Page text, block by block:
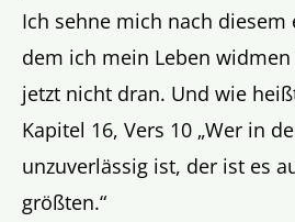
Ich sehne mich nach diesem
dem ich mein Leben
jetzt nicht dran. Und wie
Kapitel 16, Vers 10 „Wer in
unzuverlässig ist, der ist es
größten.“